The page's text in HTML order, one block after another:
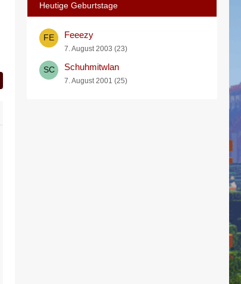
Heutige Geburtstage
Feeezy
7. August 2003 (23)
Schuhmitwlan
7. August 2001 (25)